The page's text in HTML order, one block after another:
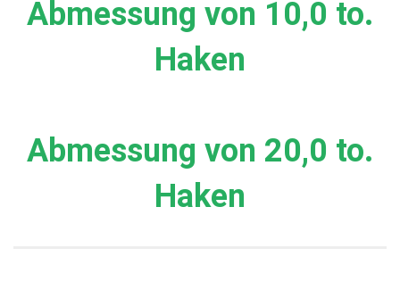
Abmessung von 10,0 to.
Haken
Abmessung von 20,0 to.
Haken